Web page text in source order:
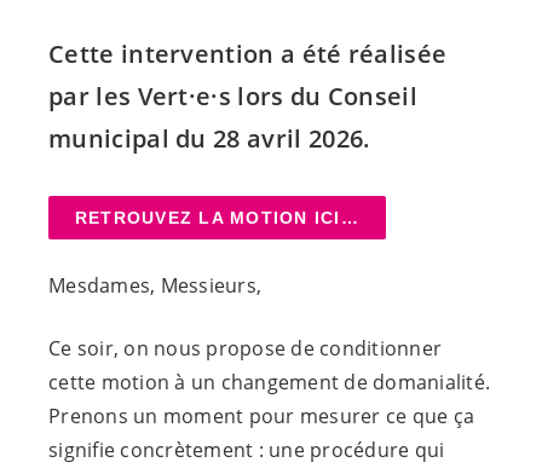
Cette intervention a été réalisée
par les Vert·e·s lors du Conseil
municipal du 28 avril 2026.
RETROUVEZ LA MOTION ICI…
Mesdames, Messieurs,
Ce soir, on nous propose de conditionner
cette motion à un changement de domanialité.
Prenons un moment pour mesurer ce que ça
signifie concrètement : une procédure qui